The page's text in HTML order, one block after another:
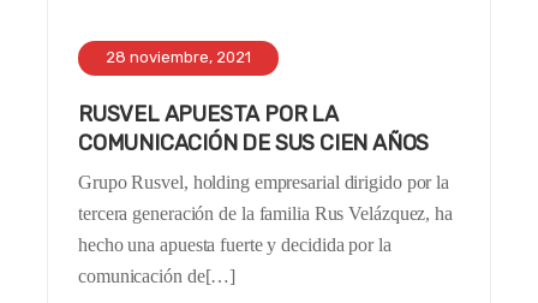
28 noviembre, 2021
RUSVEL APUESTA POR LA
COMUNICACIÓN DE SUS CIEN AÑOS
Grupo Rusvel, holding empresarial dirigido por la
tercera generación de la familia Rus Velázquez, ha
hecho una apuesta fuerte y decidida por la
comunicación de[…]